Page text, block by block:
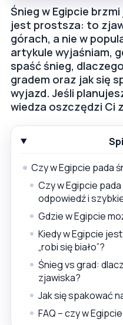
Śnieg w Egipcie
jest prostsza: to
górach, a nie w
artykule wyjaśniam,
spaść śnieg,
gradem oraz jak się
wyjazd. Jeśli
wiedza oszczędzi Ci
Czy w Egipcie pada
Czy w Egipcie
odpowiedź i
Gdzie w Egipcie
Kiedy w Egipcie
„robi się biało”?
Śnieg vs grad:
zjawiska?
Jak się spakować
FAQ – czy w